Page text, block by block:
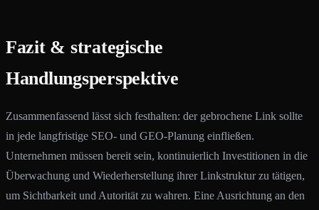
Fazit & strategische
Handlungsperspektive
Zusammenfassend lässt sich festhalten: der gebrochene Link sollte
in jede langfristige SEO- und GEO-Planung einfließen.
Unternehmen müssen bereit sein, kontinuierlich Investitionen in die
Überwachung und Wiederherstellung ihrer Linkstruktur zu tätigen,
um Sichtbarkeit und Autorität zu wahren. Eine Ausrichtung an den